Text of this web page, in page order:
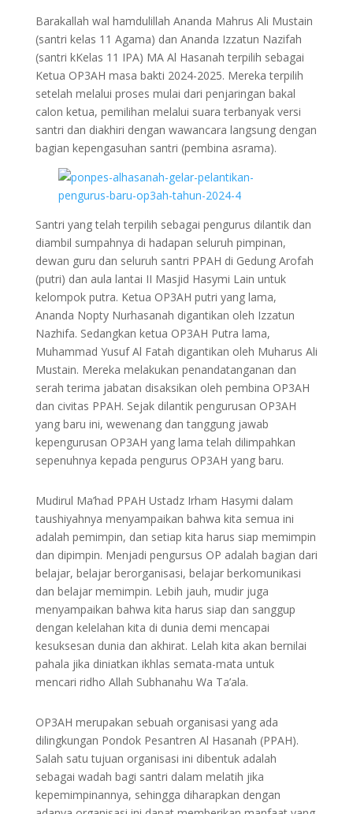
Barakallah wal hamdulillah Ananda Mahrus Ali Mustain
(santri kelas 11 Agama) dan Ananda Izzatun Nazifah
(santri kKelas 11 IPA) MA Al Hasanah terpilih sebagai
Ketua OP3AH masa bakti 2024-2025. Mereka terpilih
setelah melalui proses mulai dari penjaringan bakal
calon ketua, pemilihan melalui suara terbanyak versi
santri dan diakhiri dengan wawancara langsung dengan
bagian kepengasuhan santri (pembina asrama).
Santri yang telah terpilih sebagai pengurus dilantik dan
diambil sumpahnya di hadapan seluruh pimpinan,
dewan guru dan seluruh santri PPAH di Gedung Arofah
(putri) dan aula lantai II Masjid Hasymi Lain untuk
kelompok putra. Ketua OP3AH putri yang lama,
Ananda Nopty Nurhasanah digantikan oleh Izzatun
Nazhifa. Sedangkan ketua OP3AH Putra lama,
Muhammad Yusuf Al Fatah digantikan oleh Muharus Ali
Mustain. Mereka melakukan penandatanganan dan
serah terima jabatan disaksikan oleh pembina OP3AH
dan civitas PPAH. Sejak dilantik pengurusan OP3AH
yang baru ini, wewenang dan tanggung jawab
kepengurusan OP3AH yang lama telah dilimpahkan
sepenuhnya kepada pengurus OP3AH yang baru.
Mudirul Ma’had PPAH Ustadz Irham Hasymi dalam
taushiyahnya menyampaikan bahwa kita semua ini
adalah pemimpin, dan setiap kita harus siap memimpin
dan dipimpin. Menjadi pengursus OP adalah bagian dari
belajar, belajar berorganisasi, belajar berkomunikasi
dan belajar memimpin. Lebih jauh, mudir juga
menyampaikan bahwa kita harus siap dan sanggup
dengan kelelahan kita di dunia demi mencapai
kesuksesan dunia dan akhirat. Lelah kita akan bernilai
pahala jika diniatkan ikhlas semata-mata untuk
mencari ridho Allah Subhanahu Wa Ta’ala.
OP3AH merupakan sebuah organisasi yang ada
dilingkungan Pondok Pesantren Al Hasanah (PPAH).
Salah satu tujuan organisasi ini dibentuk adalah
sebagai wadah bagi santri dalam melatih jika
kepemimpinannya, sehingga diharapkan dengan